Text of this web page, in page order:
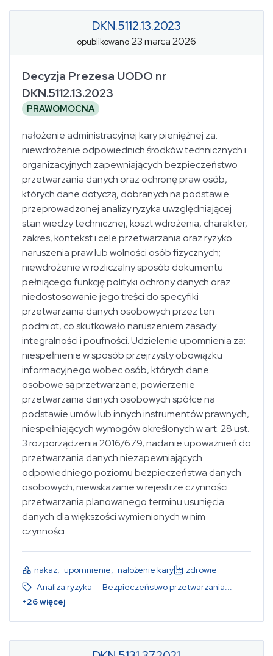
DKN.5112.13.2023
opublikowano 23 marca 2026
Decyzja Prezesa UODO nr
DKN.5112.13.2023
PRAWOMOCNA
nałożenie administracyjnej kary pieniężnej za:
niewdrożenie odpowiednich środków technicznych i
organizacyjnych zapewniających bezpieczeństwo
przetwarzania danych oraz ochronę praw osób,
których dane dotyczą, dobranych na podstawie
przeprowadzonej analizy ryzyka uwzględniającej
stan wiedzy technicznej, koszt wdrożenia, charakter,
zakres, kontekst i cele przetwarzania oraz ryzyko
naruszenia praw lub wolności osób fizycznych;
niewdrożenie w rozliczalny sposób dokumentu
pełniącego funkcję polityki ochrony danych oraz
niedostosowanie jego treści do specyfiki
przetwarzania danych osobowych przez ten
podmiot, co skutkowało naruszeniem zasady
integralności i poufności. Udzielenie upomnienia za:
niespełnienie w sposób przejrzysty obowiązku
informacyjnego wobec osób, których dane
osobowe są przetwarzane; powierzenie
przetwarzania danych osobowych spółce na
podstawie umów lub innych instrumentów prawnych,
niespełniających wymogów określonych w art. 28 ust.
3 rozporządzenia 2016/679; nadanie upoważnień do
przetwarzania danych niezapewniających
odpowiedniego poziomu bezpieczeństwa danych
osobowych; niewskazanie w rejestrze czynności
przetwarzania planowanego terminu usunięcia
danych dla większości wymienionych w nim
czynności.
nakaz, upomnienie, nałożenie kary
zdrowie
Analiza ryzyka
Bezpieczeństwo przetwarzania
+26więcej